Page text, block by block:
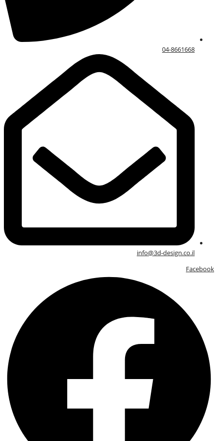
04-8661668
info@3d-design.co.il
Facebook